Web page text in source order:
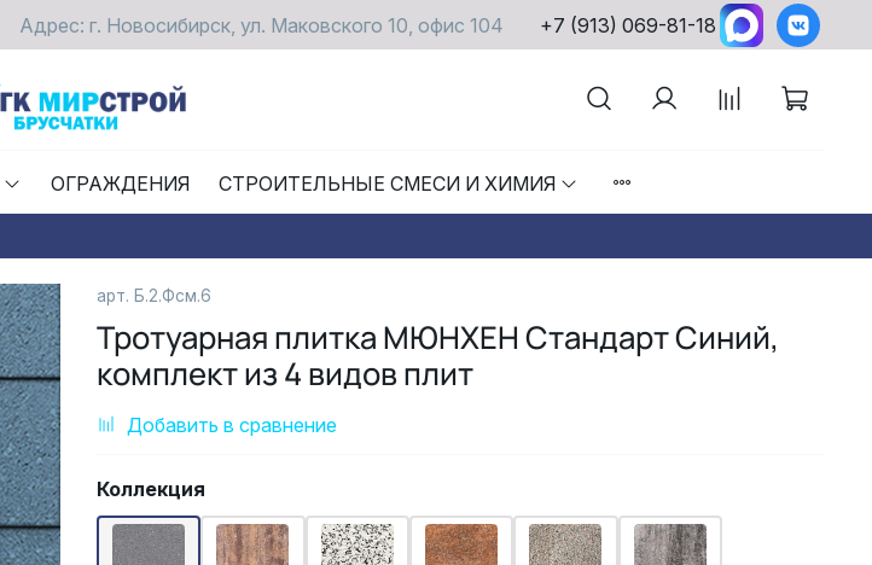
Адрес: г. Новосибирск, ул. Маковского 10, офис 104 +7 (913) 069-81-18
ОГРАЖДЕНИЯ СТРОИТЕЛЬНЫЕ СМЕСИ И ХИМИЯ
арт. Б.2.Фсм.6
Тротуарная плитка МЮНХЕН Стандарт Синий,
комплект из 4 видов плит
Добавить в сравнение
Коллекция